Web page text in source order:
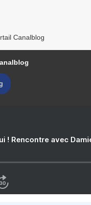
Canalblog
! Rencontre avec